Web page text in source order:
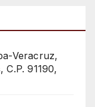
Veracruz,
91190,